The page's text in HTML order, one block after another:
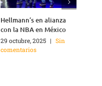
Hellmann’s en alianza
con la NBA en México
29 octubre, 2025 | Sin
comentarios